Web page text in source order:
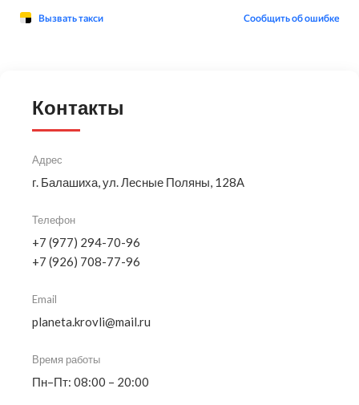
Контакты
Адрес
г. Балашиха, ул. Лесные Поляны, 128А
Телефон
+7 (977) 294-70-96
+7 (926) 708-77-96
Email
planeta.krovli@mail.ru
Время работы
Пн–Пт: 08:00 – 20:00